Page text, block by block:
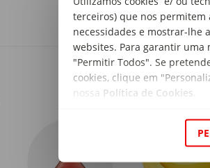
terceiros) que nos permitem
necessidades e mostrar-lhe
websites. Para garantir uma
"Permitir Todos". Se
cookies, clique em
nossa Política de Cookies